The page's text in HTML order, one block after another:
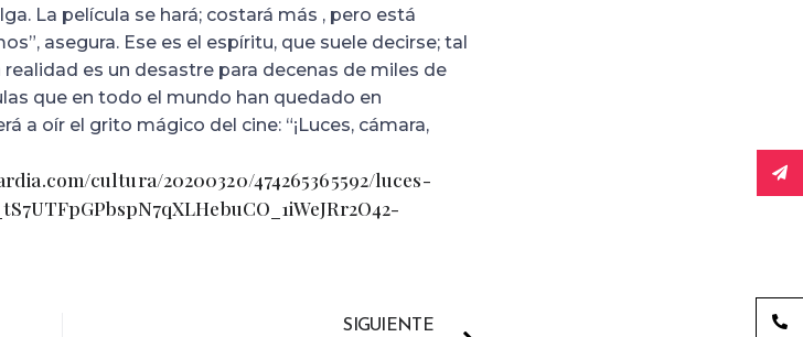
La película se hará; costará más , pero está
asegura. Ese es el espíritu, que suele decirse; tal
es un desastre para decenas de miles de
que en todo el mundo han quedado en
a oír el grito mágico del cine: “¡Luces, cámara,
cultura/20200320/474265365592/luces-
SIGUIENTE